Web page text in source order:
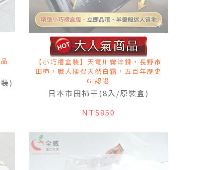
)
【小巧禮盒裝】天竜川霧淬鍊，長野市
田柿，職人揉捏天然白霜，五百年歷史
GI認證
日本市田柿干(8入/原裝盒)
NT$950